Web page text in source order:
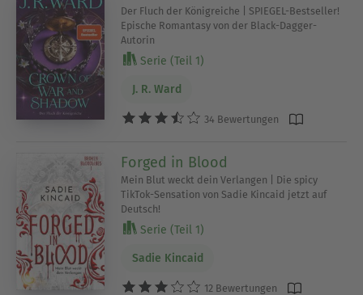
Der Fluch der Königreiche | SPIEGEL-Bestseller!
Epische Romantasy von der Black-Dagger-
Autorin
Serie (Teil 1)
J. R. Ward
34 Bewertungen
Forged in Blood
Mein Blut weckt dein Verlangen | Die spicy
TikTok-Sensation von Sadie Kincaid jetzt auf
Deutsch!
Serie (Teil 1)
Sadie Kincaid
12 Bewertungen